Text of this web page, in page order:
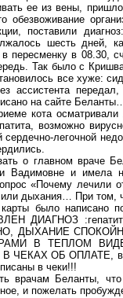
ее из вены,
обезвоживание
поставили
шесть дней,
пересменку в 08.30,
Так было с
все хуже:
ассистента
на сайте
кота
возможно
легочной
о главном враче
Вадимовне и имела
«Почему лечили
или дыхания… При том,
карты было
ДИАГНОЗ
ДЫХАНИЕ
В ТЕПЛОМ
ЧЕКАХ ОБ ОПЛАТЕ,
в чеки!!!
врачам Беланты,
и пожелать